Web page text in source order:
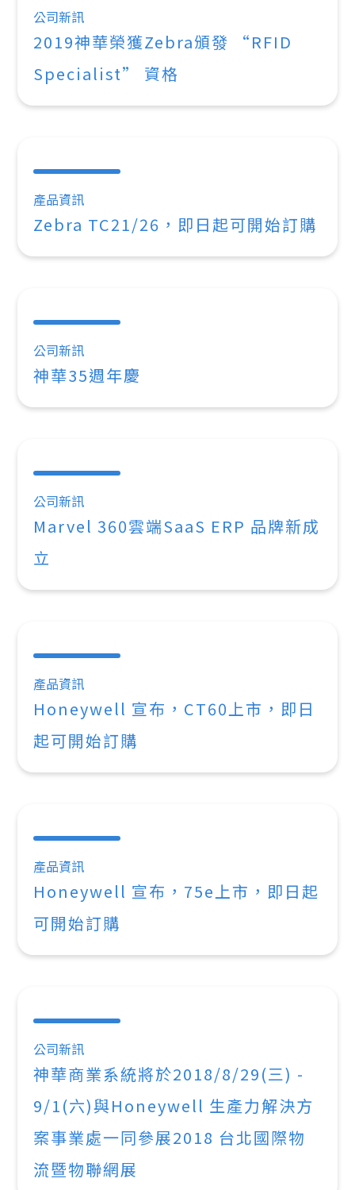
公司新訊
2019神華榮獲Zebra頒發 “RFID
Specialist” 資格
產品資訊
Zebra TC21/26，即日起可開始訂購
公司新訊
神華35週年慶
公司新訊
Marvel 360雲端SaaS ERP 品牌新成
立
產品資訊
Honeywell 宣布，CT60上市，即日
起可開始訂購
產品資訊
Honeywell 宣布，75e上市，即日起
可開始訂購
公司新訊
神華商業系統將於2018/8/29(三) -
9/1(六)與Honeywell 生產力解決方
案事業處一同參展2018 台北國際物
流暨物聯網展